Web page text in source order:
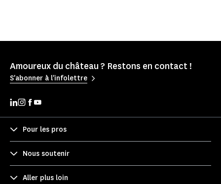
Amoureux du château ? Restons en contact !
S'abonner à l'infolettre
Pour les pros
Nous soutenir
Aller plus loin